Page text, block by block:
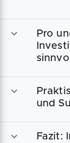
Pro
und
Fazit: